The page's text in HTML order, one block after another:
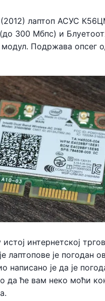
лаптоп АСУС
300 Мбпс) и
Подржава опсег
интернетској
је погодан
је да је
да ће вам неко моћи